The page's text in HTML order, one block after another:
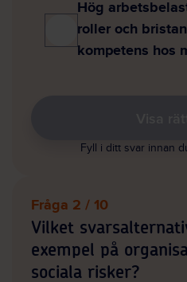
Hög
roller och
kompetens hos
Fyll i ditt svar innan
Fråga 2 / 10
Vilket
exempel på
sociala risker?